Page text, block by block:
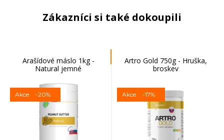
Zákazníci si také dokoupili
Arašídové máslo 1kg -
Natural jemné
Akce -20%
Artro Gold 750g - Hruška,
broskev
Akce -17%